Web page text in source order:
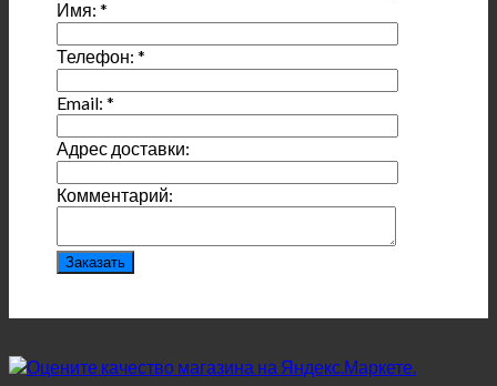
Имя:*
Телефон:*
Email:*
Адрес доставки:
Комментарий: